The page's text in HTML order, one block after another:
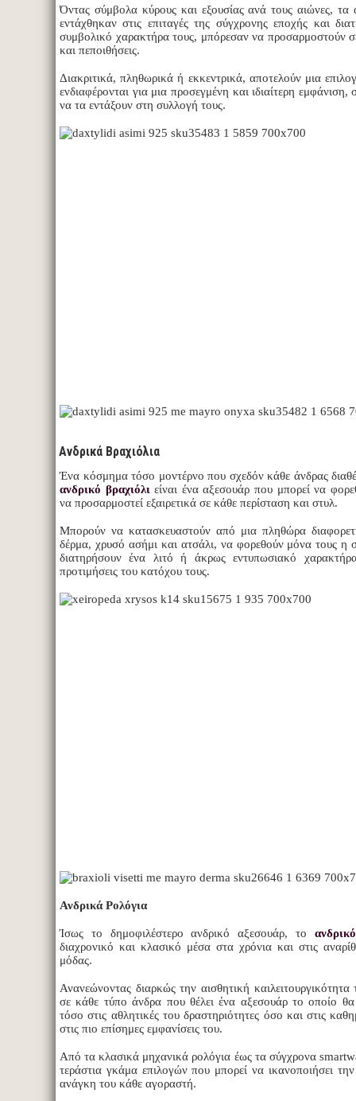
Όντας σύμβολα κύρους και εξουσίας ανά τους αιώνες, τα
εντάχθηκαν στις επιταγές της σύγχρονης εποχής και
συμβολικό χαρακτήρα τους, μπόρεσαν να προσαρμοστούν
και πεποιθήσεις.
Διακριτικά, πληθωρικά ή εκκεντρικά, αποτελούν μια
ενδιαφέρονται για μια προσεγμένη και ιδιαίτερη εμφάνιση,
να τα εντάξουν στη συλλογή τους.
Ανδρικά Βραχιόλια
Ένα κόσμημα τόσο μοντέρνο που σχεδόν κάθε άνδρας
ανδρικό βραχιόλι είναι ένα αξεσουάρ που μπορεί να
να προσαρμοστεί εξαιρετικά σε κάθε περίσταση και στυλ.
Μπορούν να κατασκευαστούν από μια πληθώρα
δέρμα, χρυσό ασήμι και ατσάλι, να φορεθούν μόνα τους η
διατηρήσουν ένα λιτό ή άκρως εντυπωσιακό
προτιμήσεις του κατόχου τους.
Ανδρικά Ρολόγια
Ίσως το δημοφιλέστερο ανδρικό αξεσουάρ, το
διαχρονικό και κλασικό μέσα στα χρόνια και στις
μόδας.
Ανανεώνοντας διαρκώς την αισθητική καιλειτουργικότητα
σε κάθε τύπο άνδρα που θέλει ένα αξεσουάρ το οποίο θα
τόσο στις αθλητικές του δραστηριότητες όσο και στις
στις πιο επίσημες εμφανίσεις του.
Από τα κλασικά μηχανικά ρολόγια έως τα σύγχρονα
τεράστια γκάμα επιλογών που μπορεί να ικανοποιήσει
ανάγκη του κάθε αγοραστή.